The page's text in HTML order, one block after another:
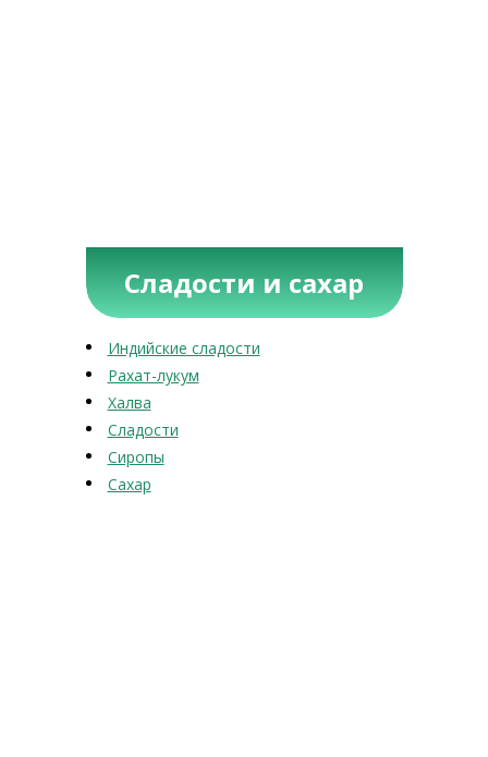
Сладости и сахар
Индийские сладости
Рахат-лукум
Халва
Сладости
Сиропы
Сахар